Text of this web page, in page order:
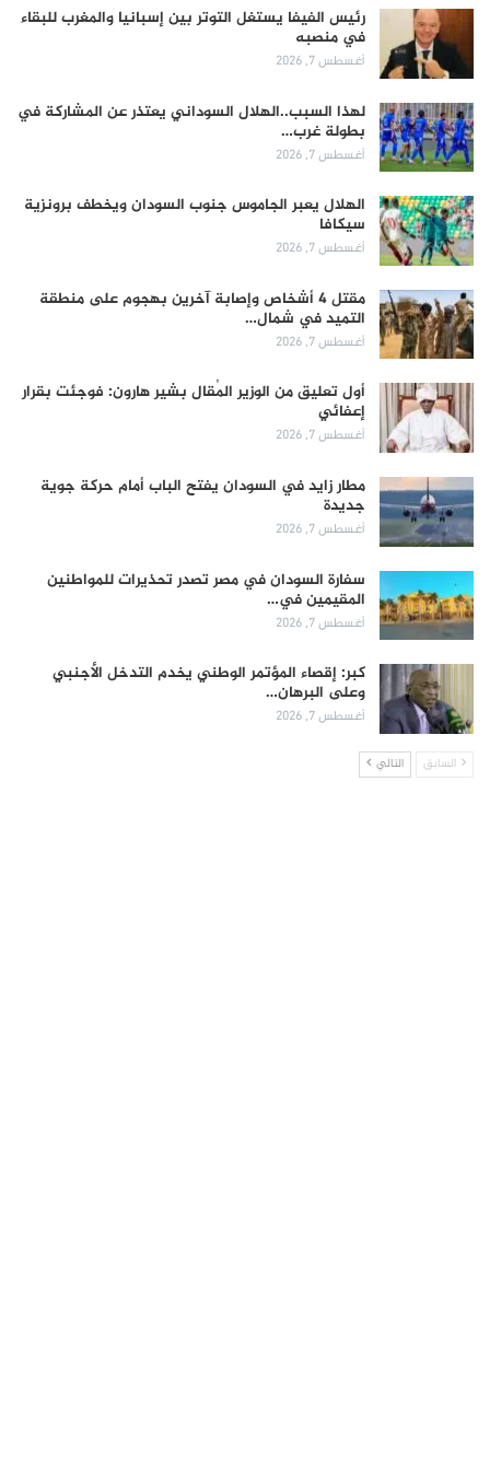
رئيس الفيفا يستغل التوتر بين إسبانيا والمغرب للبقاء
في منصبه
أغسطس 7, 2026
لهذا السبب..الهلال السوداني يعتذر عن المشاركة في
بطولة غرب…
أغسطس 7, 2026
الهلال يعبر الجاموس جنوب السودان ويخطف برونزية
سيكافا
أغسطس 7, 2026
مقتل 4 أشخاص وإصابة آخرين بهجوم على منطقة
التميد في شمال…
أغسطس 7, 2026
أول تعليق من الوزير المُقال بشير هارون: فوجئت بقرار
إعفائي
أغسطس 7, 2026
مطار زايد في السودان يفتح الباب أمام حركة جوية
جديدة
أغسطس 7, 2026
سفارة السودان في مصر تصدر تحذيرات للمواطنين
المقيمين في…
أغسطس 7, 2026
كبر: إقصاء المؤتمر الوطني يخدم التدخل الأجنبي
وعلى البرهان…
أغسطس 7, 2026
السابق التالي